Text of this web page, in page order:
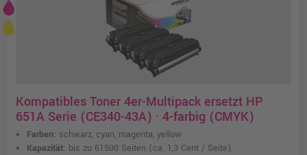
Kompatibles Toner 4er-Multipack ersetzt HP
651A Serie (CE340-43A) · 4-farbig (CMYK)
Farben: schwarz, cyan, magenta, yellow
Kapazität: bis zu 61500 Seiten (ca. 1,3 Cent / Seite)